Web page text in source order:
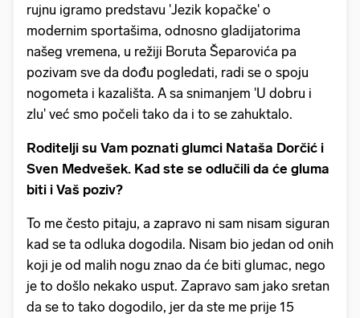
rujnu igramo predstavu 'Jezik kopačke' o
modernim sportašima, odnosno gladijatorima
našeg vremena, u režiji Boruta Šeparovića pa
pozivam sve da dođu pogledati, radi se o spoju
nogometa i kazališta. A sa snimanjem 'U dobru i
zlu' već smo počeli tako da i to se zahuktalo.
Roditelji su Vam poznati glumci Nataša Dorčić i
Sven Medvešek. Kad ste se odlučili da će gluma
biti i Vaš poziv?
To me često pitaju, a zapravo ni sam nisam siguran
kad se ta odluka dogodila. Nisam bio jedan od onih
koji je od malih nogu znao da će biti glumac, nego
je to došlo nekako usput. Zapravo sam jako sretan
da se to tako dogodilo, jer da ste me prije 15